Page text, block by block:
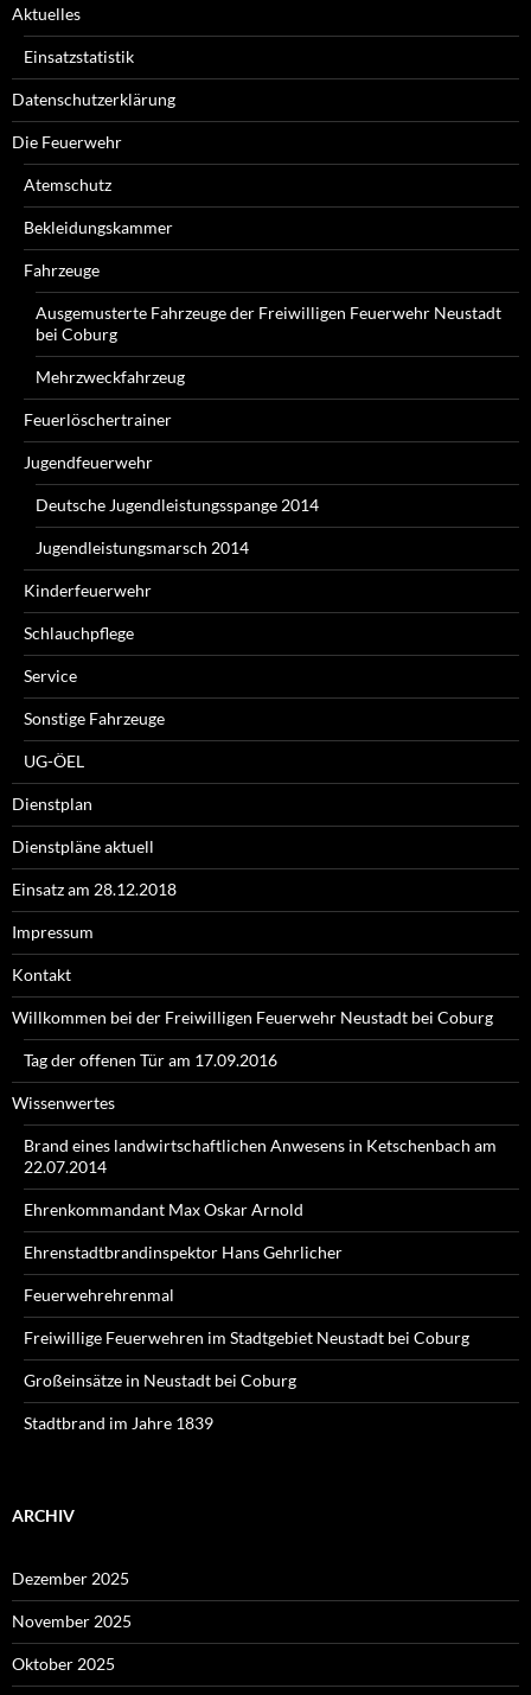
Aktuelles
Einsatzstatistik
Datenschutzerklärung
Die Feuerwehr
Atemschutz
Bekleidungskammer
Fahrzeuge
Ausgemusterte Fahrzeuge der Freiwilligen Feuerwehr Neustadt
bei Coburg
Mehrzweckfahrzeug
Feuerlöschertrainer
Jugendfeuerwehr
Deutsche Jugendleistungsspange 2014
Jugendleistungsmarsch 2014
Kinderfeuerwehr
Schlauchpflege
Service
Sonstige Fahrzeuge
UG-ÖEL
Dienstplan
Dienstpläne aktuell
Einsatz am 28.12.2018
Impressum
Kontakt
Willkommen bei der Freiwilligen Feuerwehr Neustadt bei Coburg
Tag der offenen Tür am 17.09.2016
Wissenwertes
Brand eines landwirtschaftlichen Anwesens in Ketschenbach am
22.07.2014
Ehrenkommandant Max Oskar Arnold
Ehrenstadtbrandinspektor Hans Gehrlicher
Feuerwehrehrenmal
Freiwillige Feuerwehren im Stadtgebiet Neustadt bei Coburg
Großeinsätze in Neustadt bei Coburg
Stadtbrand im Jahre 1839
ARCHIV
Dezember 2025
November 2025
Oktober 2025